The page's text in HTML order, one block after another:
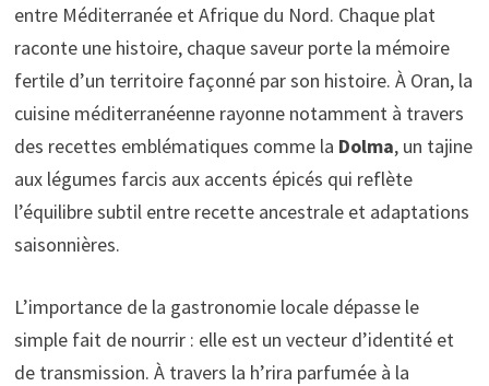
entre Méditerranée et Afrique du Nord. Chaque plat
raconte une histoire, chaque saveur porte la mémoire
fertile d’un territoire façonné par son histoire. À Oran, la
cuisine méditerranéenne rayonne notamment à travers
des recettes emblématiques comme la Dolma, un tajine
aux légumes farcis aux accents épicés qui reflète
l’équilibre subtil entre recette ancestrale et adaptations
saisonnières.
L’importance de la gastronomie locale dépasse le
simple fait de nourrir : elle est un vecteur d’identité et
de transmission. À travers la h’rira parfumée à la